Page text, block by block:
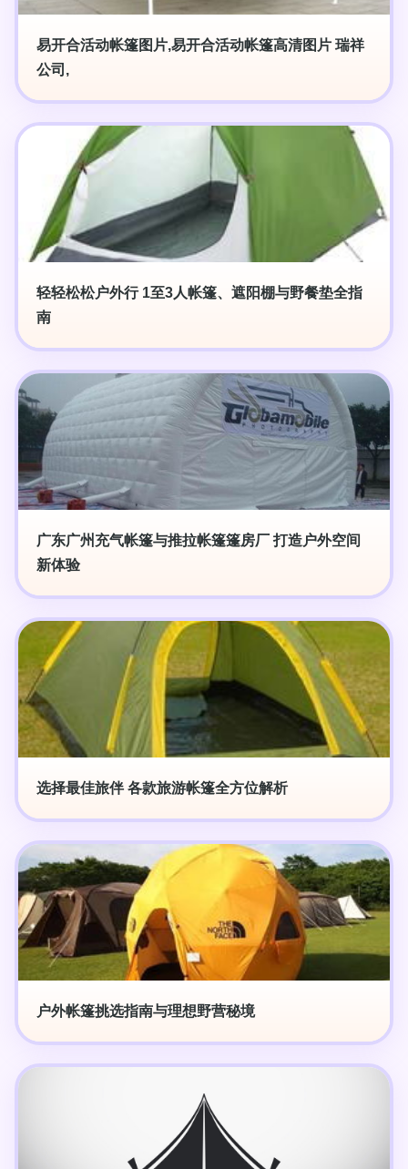
易开合活动帐篷图片,易开合活动帐篷高清图片 瑞祥
公司,
轻轻松松户外行 1至3人帐篷、遮阳棚与野餐垫全指
南
广东广州充气帐篷与推拉帐篷篷房厂 打造户外空间
新体验
选择最佳旅伴 各款旅游帐篷全方位解析
户外帐篷挑选指南与理想野营秘境